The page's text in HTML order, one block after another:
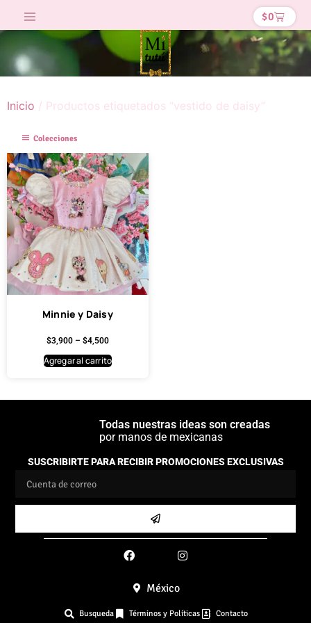
$0
Inicio / Productos etiquetados “vestido de daisy”
Colecciones
Minnie y Daisy
$3,900 – $4,500
Agregar al carrito
Todas nuestras ideas son creadas
por manos de mexicanas
SUSCRIBIRTE PARA RECIBIR PROMOCIONES EXCLUSIVAS
México
Busqueda Términos y Políticas Contacto